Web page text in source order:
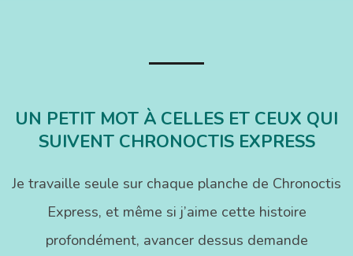
UN PETIT MOT À CELLES ET CEUX QUI
SUIVENT CHRONOCTIS EXPRESS
Je travaille seule sur chaque planche de Chronoctis
Express, et même si j’aime cette histoire
profondément, avancer dessus demande